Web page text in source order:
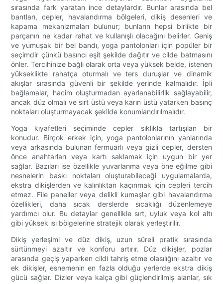
sırasında fark yaratan ince detaylardır. Bunlar arasında bel
bantları, cepler, havalandırma bölgeleri, dikiş desenleri ve
kapama mekanizmaları bulunur; bunların hepsi birlikte bir
parçanın ne kadar rahat ve kullanışlı olacağını belirler. Geniş
ve yumuşak bir bel bandı, yoga pantolonları için popüler bir
seçimdir çünkü basıncı eşit şekilde dağıtır ve cilde batmasını
önler. Tercihinize bağlı olarak orta veya yüksek belde, istenen
yükseklikte rahatça oturmalı ve ters duruşlar ve dinamik
akışlar sırasında güvenli bir şekilde yerinde kalmalıdır. İpli
bağlamalar, hacim oluşturmadan ayarlanabilirlik sağlayabilir,
ancak düz olmalı ve sırt üstü veya karın üstü yatarken basınç
noktaları oluşturmayacak şekilde konumlandırılmalıdır.
Yoga kıyafetleri seçiminde cepler sıklıkla tartışılan bir
konudur. Birçok erkek için, yoga pantolonlarının yanlarında
veya arkasında bulunan fermuarlı veya gizli cepler, dersten
önce anahtarları veya kartı saklamak için uygun bir yer
sağlar. Bazıları ise özellikle yuvarlanma veya öne eğilme gibi
nesnelerin baskı noktaları oluşturabileceği uygulamalarda,
ekstra dikişlerden ve kalınlıktan kaçınmak için cepleri tercih
etmez. File paneller veya delikli kumaşlar gibi havalandırma
özellikleri, daha sıcak derslerde sıcaklığı düzenlemeye
yardımcı olur. Bu detaylar genellikle sırt, uyluk veya kol altı
gibi yüksek ısı bölgelerine stratejik olarak yerleştirilir.
Dikiş yerleşimi ve düz dikiş, uzun süreli pratik sırasında
sürtünmeyi azaltır ve konforu artırır. Düz dikişler, pozlar
arasında geçiş yaparken cildi tahriş etme olasılığını azaltır ve
ek dikişler, esnemenin en fazla olduğu yerlerde ekstra dikiş
gücü sağlar. Dizler veya kalça gibi güçlendirilmiş alanlar, sık